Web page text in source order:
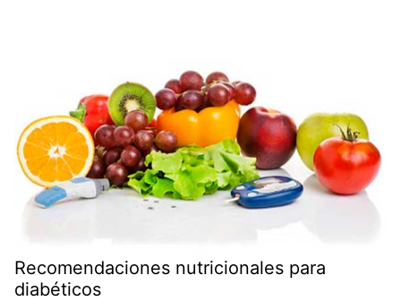
Recomendaciones nutricionales para
diabéticos